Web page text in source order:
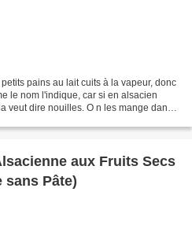
pains au lait cuits à la vapeur, donc
le nom l'indique, car si en alsacien
veut dire nouilles. O n les mange dans
aux Fruits Secs
sans Pâte)